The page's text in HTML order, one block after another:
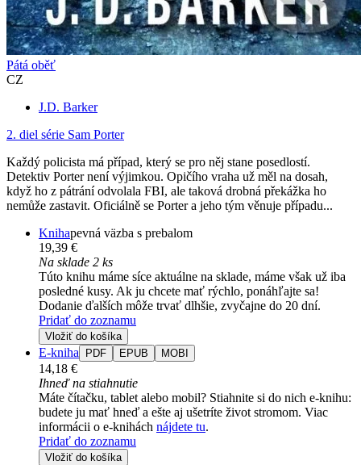
Pátá oběť
CZ
J.D. Barker
2. diel série Sam Porter
Každý policista má případ, který se pro něj stane posedlostí.
Detektiv Porter není výjimkou. Opičího vraha už měl na dosah,
když ho z pátrání odvolala FBI, ale taková drobná překážka ho
nemůže zastavit. Oficiálně se Porter a jeho tým věnuje případu...
Knihapevná väzba s prebalom
19,39 €
Na sklade 2 ks
Túto knihu máme síce aktuálne na sklade, máme však už iba
posledné kusy. Ak ju chcete mať rýchlo, ponáhľajte sa!
Dodanie ďalších môže trvať dlhšie, zvyčajne do 20 dní.
Pridať do zoznamu
Vložiť do košíka
E-kniha PDF EPUB MOBI
14,18 €
Ihneď na stiahnutie
Máte čítačku, tablet alebo mobil? Stiahnite si do nich e-knihu:
budete ju mať hneď a ešte aj ušetríte život stromom. Viac
informácii o e-knihách nájdete tu.
Pridať do zoznamu
Vložiť do košíka